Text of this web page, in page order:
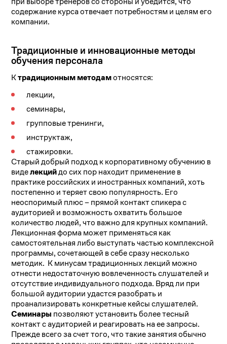
содержание курса отвечает потребностям и целям его
компании.
Традиционные и инновационные методы
обучения персонала
Ктрадиционным методамотносятся:
лекции,
семинары,
групповые тренинги,
инструктаж,
стажировки.
Старый добрый подход к корпоративному обучению в
виделекцийдо сих пор находит применение в
практике российских и иностранных компаний, хоть
постепенно и теряет свою популярность. Его
неоспоримый плюс – прямой контакт спикера с
аудиторией и возможность охватить большое
количество людей, что важно для крупных компаний.
Лекционная форма может применяться как
самостоятельная либо выступать частью комплексной
программы, сочетающей в себе сразу несколько
методик. К минусам традиционных лекций можно
отнести недостаточную вовлеченность слушателей и
отсутствие индивидуального подхода. Вряд ли при
большой аудитории удастся разобрать и
проанализировать конкретные кейсы слушателей.
Семинары позволяют установить более тесный
контакт с аудиторией и реагировать на ее запросы.
Прежде всего за счет того, что такие занятия обычно